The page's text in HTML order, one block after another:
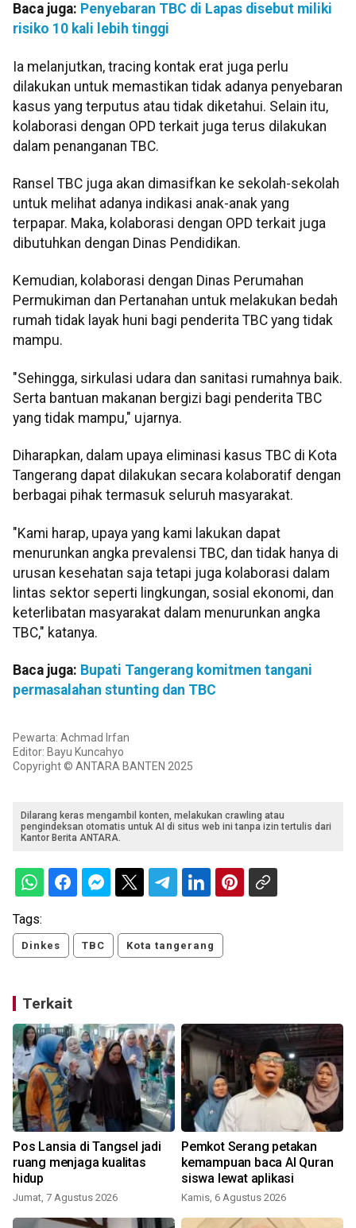
Baca juga: Penyebaran TBC di Lapas disebut miliki
risiko 10 kali lebih tinggi
Ia melanjutkan, tracing kontak erat juga perlu
dilakukan untuk memastikan tidak adanya penyebaran
kasus yang terputus atau tidak diketahui. Selain itu,
kolaborasi dengan OPD terkait juga terus dilakukan
dalam penanganan TBC.
Ransel TBC juga akan dimasifkan ke sekolah-sekolah
untuk melihat adanya indikasi anak-anak yang
terpapar. Maka, kolaborasi dengan OPD terkait juga
dibutuhkan dengan Dinas Pendidikan.
Kemudian, kolaborasi dengan Dinas Perumahan
Permukiman dan Pertanahan untuk melakukan bedah
rumah tidak layak huni bagi penderita TBC yang tidak
mampu.
"Sehingga, sirkulasi udara dan sanitasi rumahnya baik.
Serta bantuan makanan bergizi bagi penderita TBC
yang tidak mampu," ujarnya.
Diharapkan, dalam upaya eliminasi kasus TBC di Kota
Tangerang dapat dilakukan secara kolaboratif dengan
berbagai pihak termasuk seluruh masyarakat.
"Kami harap, upaya yang kami lakukan dapat
menurunkan angka prevalensi TBC, dan tidak hanya di
urusan kesehatan saja tetapi juga kolaborasi dalam
lintas sektor seperti lingkungan, sosial ekonomi, dan
keterlibatan masyarakat dalam menurunkan angka
TBC," katanya.
Baca juga: Bupati Tangerang komitmen tangani
permasalahan stunting dan TBC
Pewarta: Achmad Irfan
Editor: Bayu Kuncahyo
Copyright © ANTARA BANTEN 2025
Dilarang keras mengambil konten, melakukan crawling atau
pengindeksan otomatis untuk AI di situs web ini tanpa izin tertulis dari
Kantor Berita ANTARA.
Tags:
Dinkes TBC Kota tangerang
Terkait
Pos Lansia di Tangsel jadi
ruang menjaga kualitas
hidup
Jumat, 7 Agustus 2026
Pemkot Serang petakan
kemampuan baca Al Quran
siswa lewat aplikasi
Kamis, 6 Agustus 2026